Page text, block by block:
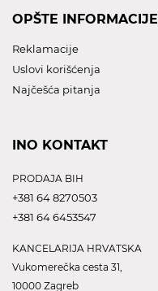
OPŠTE INFORMACIJE
Reklamacije
Uslovi korišćenja
Najčešća pitanja
INO KONTAKT
PRODAJA BIH
+381 64 8270503
+381 64 6453547
KANCELARIJA HRVATSKA
Vukomerečka cesta 31,
10000 Zagreb